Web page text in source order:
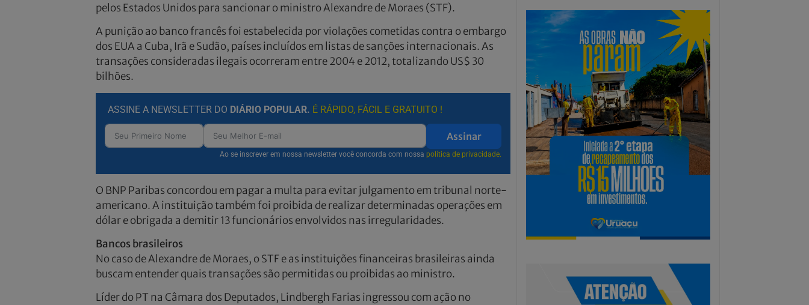
pelos Estados Unidos para sancionar o ministro Alexandre de Moraes (STF).
A punição ao banco francês foi estabelecida por violações cometidas contra o embargo
dos EUA a Cuba, Irã e Sudão, países incluídos em listas de sanções internacionais. As
transações consideradas ilegais ocorreram entre 2004 e 2012, totalizando US$ 30
bilhões.
ASSINE A NEWSLETTER DO DIÁRIO POPULAR. É RÁPIDO, FÁCIL E GRATUITO !
Assinar
Ao se inscrever em nossa newsletter você concorda com nossa política de privacidade.
O BNP Paribas concordou em pagar a multa para evitar julgamento em tribunal norte-
americano. A instituição também foi proibida de realizar determinadas operações em
dólar e obrigada a demitir 13 funcionários envolvidos nas irregularidades.
Bancos brasileiros
No caso de Alexandre de Moraes, o STF e as instituições financeiras brasileiras ainda
buscam entender quais transações são permitidas ou proibidas ao ministro.
Líder do PT na Câmara dos Deputados, Lindbergh Farias ingressou com ação no